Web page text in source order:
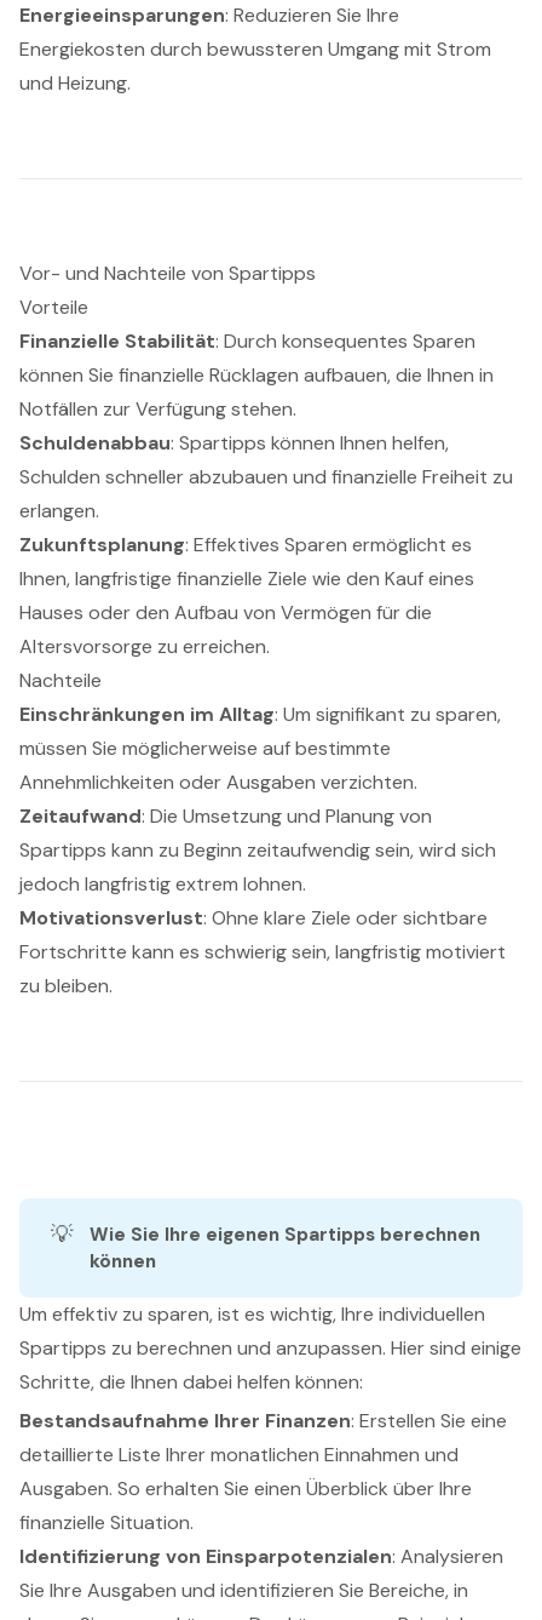
Energieeinsparungen: Reduzieren Sie Ihre
Energiekosten durch bewussteren Umgang mit Strom
und Heizung.
Vor- und Nachteile von Spartipps
Vorteile
Finanzielle Stabilität: Durch konsequentes Sparen
können Sie finanzielle Rücklagen aufbauen, die Ihnen in
Notfällen zur Verfügung stehen.
Schuldenabbau: Spartipps können Ihnen helfen,
Schulden schneller abzubauen und finanzielle Freiheit zu
erlangen.
Zukunftsplanung: Effektives Sparen ermöglicht es
Ihnen, langfristige finanzielle Ziele wie den Kauf eines
Hauses oder den Aufbau von Vermögen für die
Altersvorsorge zu erreichen.
Nachteile
Einschränkungen im Alltag: Um signifikant zu sparen,
müssen Sie möglicherweise auf bestimmte
Annehmlichkeiten oder Ausgaben verzichten.
Zeitaufwand: Die Umsetzung und Planung von
Spartipps kann zu Beginn zeitaufwendig sein, wird sich
jedoch langfristig extrem lohnen.
Motivationsverlust: Ohne klare Ziele oder sichtbare
Fortschritte kann es schwierig sein, langfristig motiviert
zu bleiben.
💡
Wie Sie Ihre eigenen Spartipps berechnen
können
Um effektiv zu sparen, ist es wichtig, Ihre individuellen
Spartipps zu berechnen und anzupassen. Hier sind einige
Schritte, die Ihnen dabei helfen können:
Bestandsaufnahme Ihrer Finanzen: Erstellen Sie eine
detaillierte Liste Ihrer monatlichen Einnahmen und
Ausgaben. So erhalten Sie einen Überblick über Ihre
finanzielle Situation.
Identifizierung von Einsparpotenzialen: Analysieren
Sie Ihre Ausgaben und identifizieren Sie Bereiche, in